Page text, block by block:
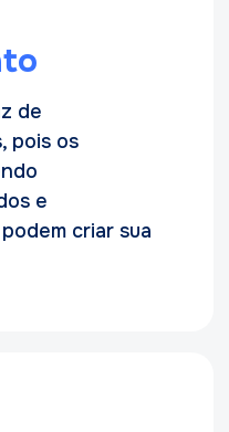
de
pois os
e
criar sua